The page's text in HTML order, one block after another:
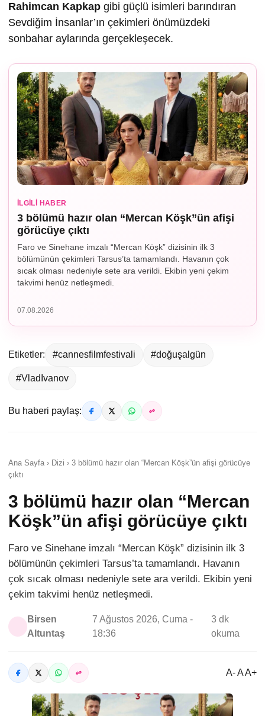
Rahimcan Kapkap gibi güçlü isimleri barındıran
Sevdiğim İnsanlar’ın çekimleri önümüzdeki
sonbahar aylarında gerçekleşecek.
İLGILI HABER
3 bölümü hazır olan “Mercan Köşk”ün afişi
görücüye çıktı
Faro ve Sinehane imzalı “Mercan Köşk” dizisinin ilk 3
bölümünün çekimleri Tarsus’ta tamamlandı. Havanın çok
sıcak olması nedeniyle sete ara verildi. Ekibin yeni çekim
takvimi henüz netleşmedi.
07.08.2026
Etiketler: #cannesfilmfestivali #doğuşalgün
#VladIvanov
Bu haberi paylaş:
Ana Sayfa › Dizi › 3 bölümü hazır olan “Mercan Köşk”ün afişi görücüye
çıktı
3 bölümü hazır olan “Mercan
Köşk”ün afişi görücüye çıktı
Faro ve Sinehane imzalı “Mercan Köşk” dizisinin ilk 3
bölümünün çekimleri Tarsus’ta tamamlandı. Havanın
çok sıcak olması nedeniyle sete ara verildi. Ekibin yeni
çekim takvimi henüz netleşmedi.
Birsen
Altuntaş
7 Ağustos 2026, Cuma -
18:36
3 dk
okuma
A- A A+